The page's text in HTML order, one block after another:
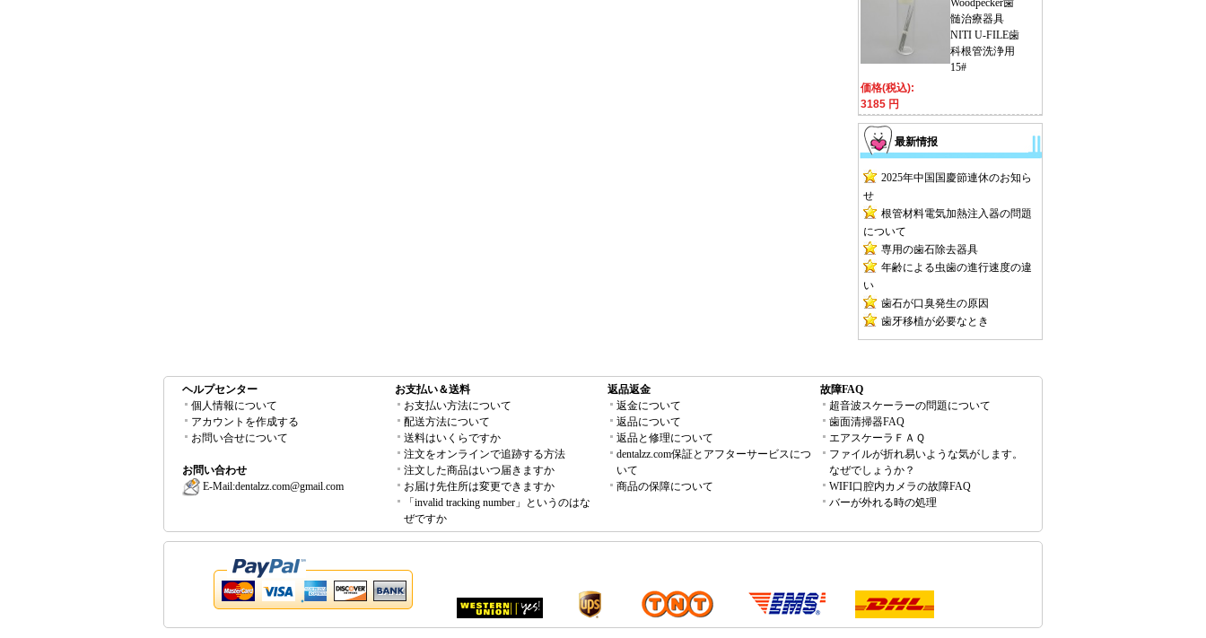
Woodpecker歯
髄治療器具
NITI U-FILE歯
科根管洗浄用
15#
価格(税込):
3185 円
最新情报
2025年中国国慶節連休のお知ら
せ
根管材料電気加熱注入器の問題
について
専用の歯石除去器具
年齢による虫歯の進行速度の違
い
歯石が口臭発生の原因
歯牙移植が必要なとき
ヘルプセンター
個人情報について
アカウントを作成する
お問い合せについて
お問い合わせ
E-Mail:dentalzz.com@gmail.com
お支払い＆送料
お支払い方法について
配送方法について
送料はいくらですか
注文をオンラインで追跡する方法
注文した商品はいつ届きますか
お届け先住所は変更できますか
「invalid tracking number」というのはな
ぜですか
返品返金
返金について
返品について
返品と修理について
dentalzz.com保証とアフターサービスにつ
いて
商品の保障について
故障FAQ
超音波スケーラーの問題について
歯面清掃器FAQ
エアスケーラＦＡＱ
ファイルが折れ易いような気がします。
なぜでしょうか？
WIFI口腔内カメラの故障FAQ
バーが外れる時の処理